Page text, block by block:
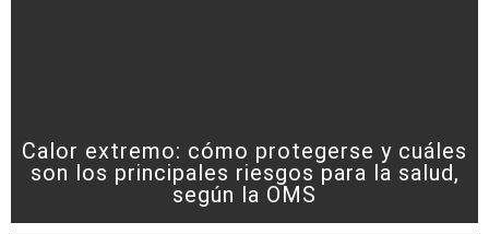
Calor extremo: cómo protegerse y cuáles
son los principales riesgos para la salud,
según la OMS